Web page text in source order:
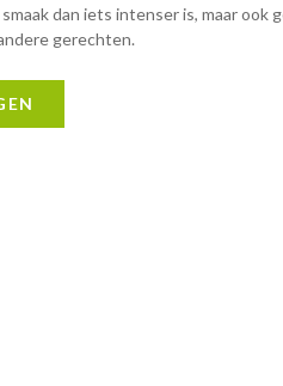
dan iets intenser is, maar ook
gerechten.